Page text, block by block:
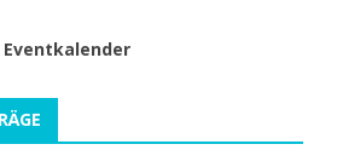
Eventkalender